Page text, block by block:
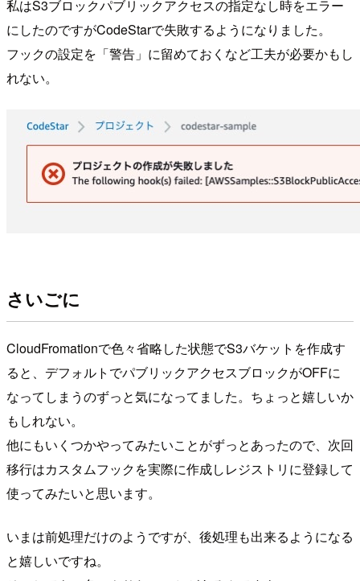
私はS3ブロックパブリックアクセスの指定なし時をエラー
にしたのですがCodeStarで失敗するようになりました。
フックの設定を「警告」に留めておくなど工夫が必要かもし
れない。
さいごに
CloudFromationで色々省略した状態でS3バケットを作成す
ると、デフォルトでパブリックアクセスブロックがOFFに
なってしまうのずっと気になってました。ちょっと嬉しいか
もしれない。
他にもいくつかやってみたいことがずっとあったので、次回
移行はカスタムフックを実際に作成しレジストリに登録して
使ってみたいと思います。
いまは前処理だけのようですが、後処理も出来るようになる
と嬉しいですね。